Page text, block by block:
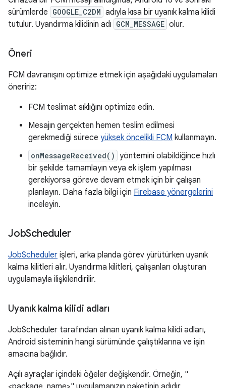
sürümlerde GOOGLE_C2DM adıyla kısa bir uyanık kalma kilidi
tutulur. Uyandırma kilidinin adı GCM_MESSAGE olur.
Öneri
FCM davranışını optimize etmek için aşağıdaki uygulamaları
öneririz:
FCM teslimat sıklığını optimize edin.
Mesajın gerçekten hemen teslim edilmesi
gerekmediği sürece yüksek öncelikli FCM kullanmayın.
onMessageReceived() yöntemini olabildiğince hızlı
bir şekilde tamamlayın veya ek işlem yapılması
gerekiyorsa göreve devam etmek için bir çalışan
planlayın. Daha fazla bilgi için Firebase yönergelerini
inceleyin.
JobScheduler
JobScheduler işleri, arka planda görev yürütürken uyanık
kalma kilitleri alır. Uyandırma kilitleri, çalışanları oluşturan
uygulamayla ilişkilendirilir.
Uyanık kalma kilidi adları
JobScheduler tarafından alınan uyanık kalma kilidi adları,
Android sisteminin hangi sürümünde çalıştıklarına ve işin
amacına bağlıdır.
Açılı ayraçlar içindeki öğeler değişkendir. Örneğin, "